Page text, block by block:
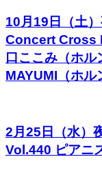
10月19日（土
Concert Cross
口ここみ（ホ
MAYUMI（ホル
2月25日（水）
Vol.440 ピアニ